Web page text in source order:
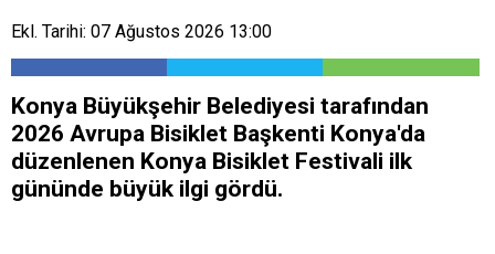
Ekl. Tarihi: 07 Ağustos 2026 13:00
Konya Büyükşehir Belediyesi tarafından
2026 Avrupa Bisiklet Başkenti Konya'da
düzenlenen Konya Bisiklet Festivali ilk
gününde büyük ilgi gördü.